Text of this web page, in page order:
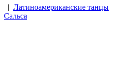
| Латиноамериканские танцы
Сальса